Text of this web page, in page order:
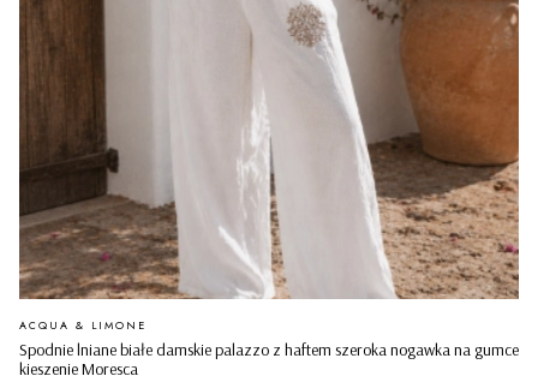
Spodnie lniane białe damskie palazzo z haftem szeroka nogawka na gumce
kieszenie Moresca
PRODUCENT
ACQUA & LIMONE